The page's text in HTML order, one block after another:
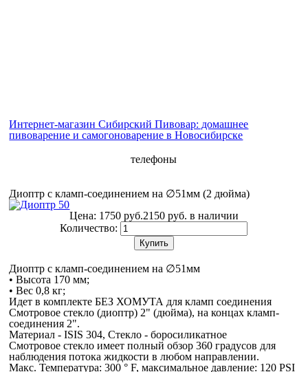
Интернет-магазин Сибирский Пивовар: домашнее
пивоварение и самогоноварение в Новосибирске
телефоны
Диоптр с кламп-соединением на ∅51мм (2 дюйма)
Цена: 1750 руб.2150 руб. в наличии
Количество:
Купить
Диоптр с кламп-соединением на ∅51мм
• Высота 170 мм;
• Вес 0,8 кг;
Идет в комплекте БЕЗ ХОМУТА для кламп соединения
Смотровое стекло (диоптр) 2" (дюйма), на концах кламп-
соединения 2".
Материал - ISIS 304, Стекло - боросиликатное
Смотровое стекло имеет полный обзор 360 градусов для
наблюдения потока жидкости в любом направлении.
Макс. Температура: 300 ° F, максимальное давление: 120 PSI